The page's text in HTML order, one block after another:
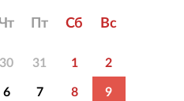
Пт Сб Вс
30 31 1
2
6 7 8
9